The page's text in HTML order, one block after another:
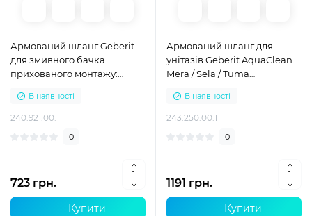
Армований шланг Geberit
для змивного бачка
прихованого монтажу:
В наявності
240.921.00.1
0
723 грн.
Купити
Армований шланг для
унітазів Geberit AquaClean
Mera / Sela / Tuma
В наявності
243.250.00.1
0
1191 грн.
Купити